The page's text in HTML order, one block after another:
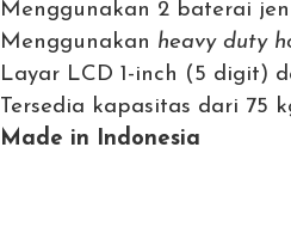
Menggunakan 2 baterai
Menggunakan heavy duty
Layar LCD 1-inch (5 digit)
Tersedia kapasitas dari 75
Made in Indonesia